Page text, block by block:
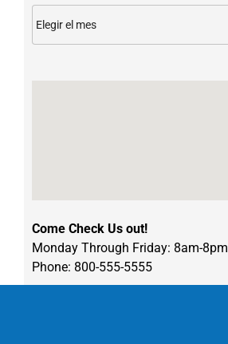
Come Check Us out!
Monday Through Friday: 8am-8pm
Phone: 800-555-5555